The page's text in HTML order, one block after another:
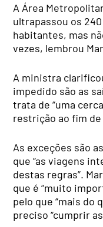
A Área
ultrapassou os
habitantes, mas
vezes, lembrou
A ministra
impedido são as
trata de “uma
restrição ao fim de
As exceções são
que “as viagens
destas regras”.
que é “muito
pelo que “mais do
preciso “cumprir